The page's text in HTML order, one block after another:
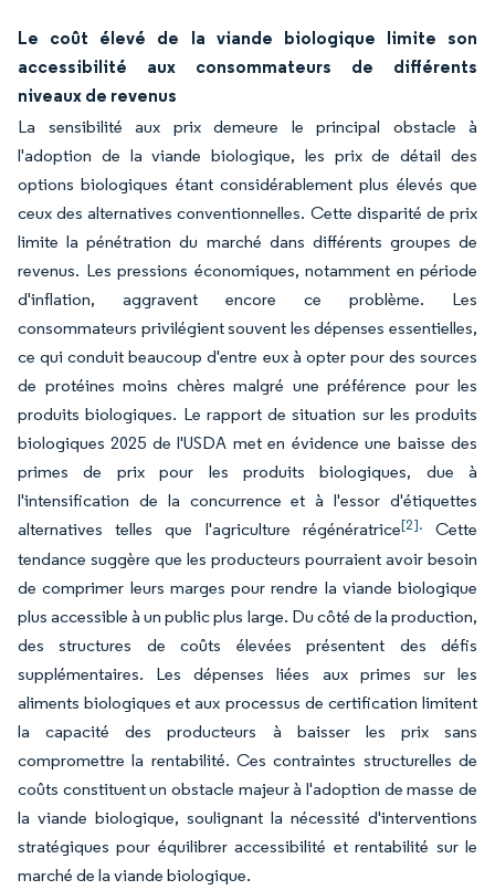
Le coût élevé de la viande biologique limite son
accessibilité aux consommateurs de différents
niveaux de revenus
La sensibilité aux prix demeure le principal obstacle à
l'adoption de la viande biologique, les prix de détail des
options biologiques étant considérablement plus élevés que
ceux des alternatives conventionnelles. Cette disparité de prix
limite la pénétration du marché dans différents groupes de
revenus. Les pressions économiques, notamment en période
d'inflation, aggravent encore ce problème. Les
consommateurs privilégient souvent les dépenses essentielles,
ce qui conduit beaucoup d'entre eux à opter pour des sources
de protéines moins chères malgré une préférence pour les
produits biologiques. Le rapport de situation sur les produits
biologiques 2025 de l'USDA met en évidence une baisse des
primes de prix pour les produits biologiques, due à
l'intensification de la concurrence et à l'essor d'étiquettes
alternatives telles que l'agriculture régénératrice[2].
Cette
tendance suggère que les producteurs pourraient avoir besoin
de comprimer leurs marges pour rendre la viande biologique
plus accessible à un public plus large. Du côté de la production,
des structures de coûts élevées présentent des défis
supplémentaires. Les dépenses liées aux primes sur les
aliments biologiques et aux processus de certification limitent
la capacité des producteurs à baisser les prix sans
compromettre la rentabilité. Ces contraintes structurelles de
coûts constituent un obstacle majeur à l'adoption de masse de
la viande biologique, soulignant la nécessité d'interventions
stratégiques pour équilibrer accessibilité et rentabilité sur le
marché de la viande biologique.